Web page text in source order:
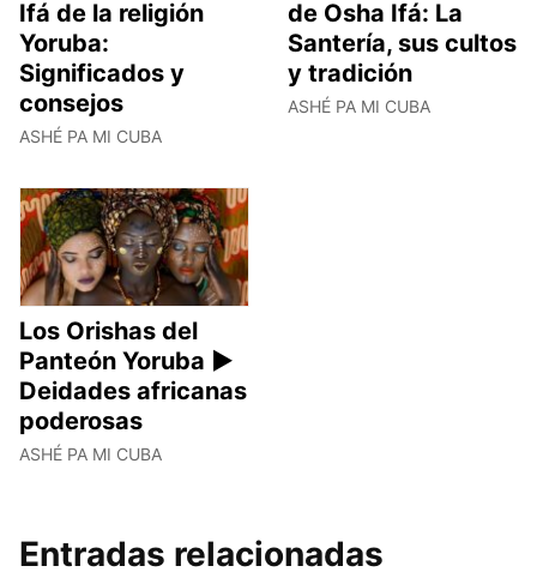
Ifá de la religión
Yoruba:
Significados y
consejos
ASHÉ PA MI CUBA
de Osha Ifá: La
Santería, sus cultos
y tradición
ASHÉ PA MI CUBA
Los Orishas del
Panteón Yoruba ►
Deidades africanas
poderosas
ASHÉ PA MI CUBA
Entradas relacionadas